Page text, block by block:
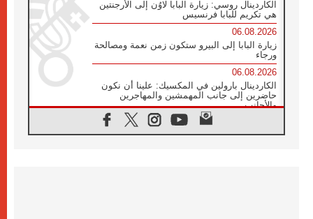
الكاردينال روسي: زيارة البابا لاوُن إلى الأرجنتين
هي تكريم للبابا فرنسيس
06.08.2026
زيارة البابا إلى البيرو ستكون زمن نعمة ومصالحة
ورجاء
06.08.2026
الكاردينال بارولين في المكسيك: علينا أن نكون
حاضرين إلى جانب المهمشين والمهاجرين
والأجانب
البابا لاوُن الرابع عشر للشباب في أسيزي: